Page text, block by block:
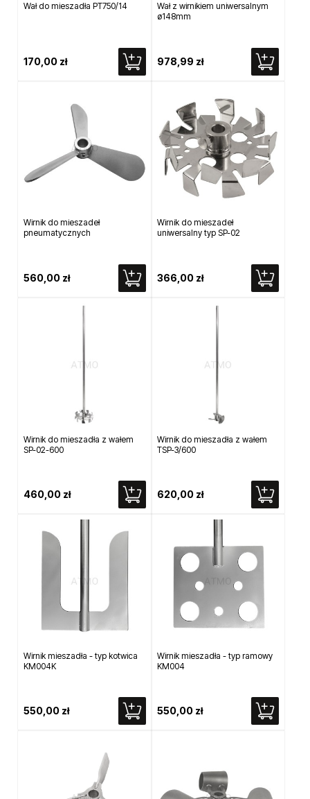
Wał do mieszadła PT750/14
170,00 zł
Wał z wirnikiem uniwersalnym
ø148mm
978,99 zł
Wirnik do mieszadeł
pneumatycznych
560,00 zł
Wirnik do mieszadeł
uniwersalny typ SP-02
366,00 zł
Wirnik do mieszadła z wałem
SP-02-600
460,00 zł
Wirnik do mieszadła z wałem
TSP-3/600
620,00 zł
Wirnik mieszadła - typ kotwica
KM004K
550,00 zł
Wirnik mieszadła - typ ramowy
KM004
550,00 zł